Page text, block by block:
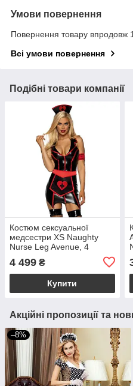
Умови повернення
Повернення товару впродовж
Всі умови повернення
Подібні товари компанії
Костюм сексуальної
медсестри XS Naughty
Nurse Leg Avenue, 4
4 499 ₴
Купити
Акційні пропозиції та
–8%